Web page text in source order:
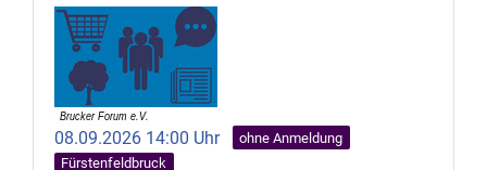
08.09.2026 14:00 Uhr
ohne Anmeldung
Fürstenfeldbruck